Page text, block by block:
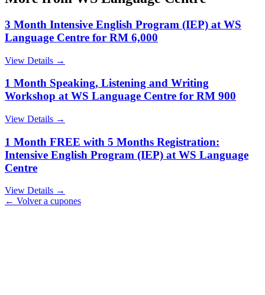
3 Month Intensive English Program (IEP) at WS
Language Centre for RM 6,000
View Details →
1 Month Speaking, Listening and Writing
Workshop at WS Language Centre for RM 900
View Details →
1 Month FREE with 5 Months Registration:
Intensive English Program (IEP) at WS Language
Centre
View Details →
← Volver a cupones